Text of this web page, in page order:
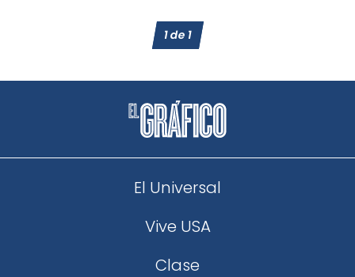
1de1
El Universal
Vive USA
Clase